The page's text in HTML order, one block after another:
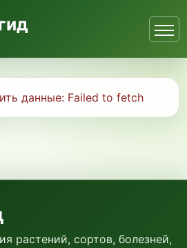
данные: Failed to fetch
растений, сортов, болезней,